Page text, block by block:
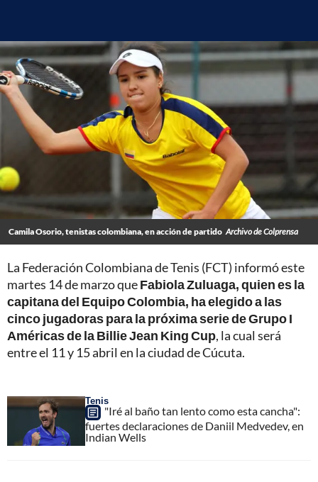
Camila Osorio, tenistas colombiana, en acción de partido Archivo de Colprensa
La Federación Colombiana de Tenis (FCT) informó este
martes 14 de marzo queFabiola Zuluaga, quien es la
capitana del Equipo Colombia, ha elegido a las
cinco jugadoras para la próxima serie de Grupo I
Américas de la Billie Jean King Cup, la cual será
entre el 11 y 15 abril en la ciudad de Cúcuta.
Tenis
"Iré al baño tan lento como esta cancha":
fuertes declaraciones de Daniil Medvedev, en
Indian Wells